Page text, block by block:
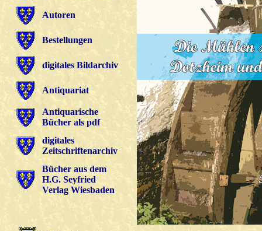
Autoren
Bestellungen
digitales Bildarchiv
Antiquariat
Antiquarische
Bücher als pdf
digitales
Zeitschriftenarchiv
Bücher aus dem
H.G. Seyfried
Verlag Wiesbaden